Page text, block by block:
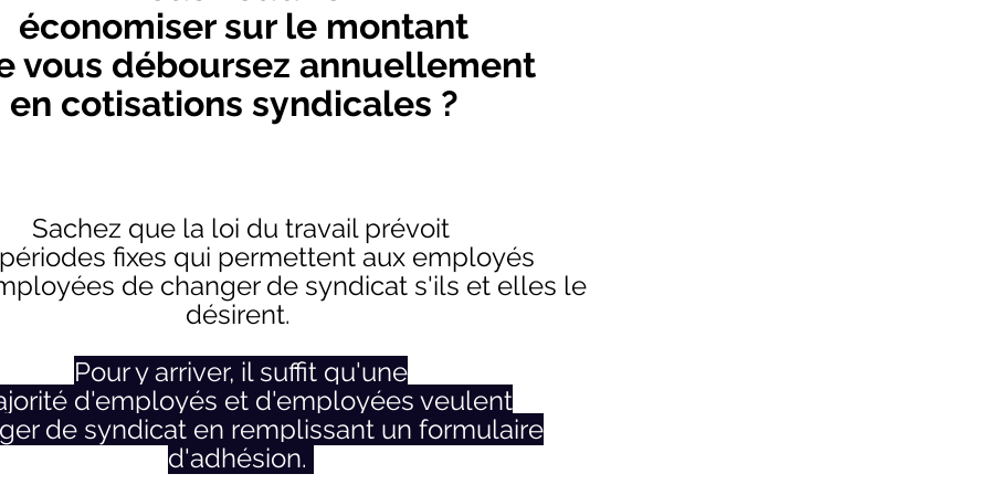
économiser sur le montant
vous déboursez annuellement
en cotisations syndicales ?
Sachez que la loi du travail prévoit
fixes qui permettent aux employés
de changer de syndicat s'ils et elles le
désirent.
Pour y arriver, il suffit qu'une
d'employés et d'employées veulent
de syndicat en remplissant un formulaire
d'adhésion.